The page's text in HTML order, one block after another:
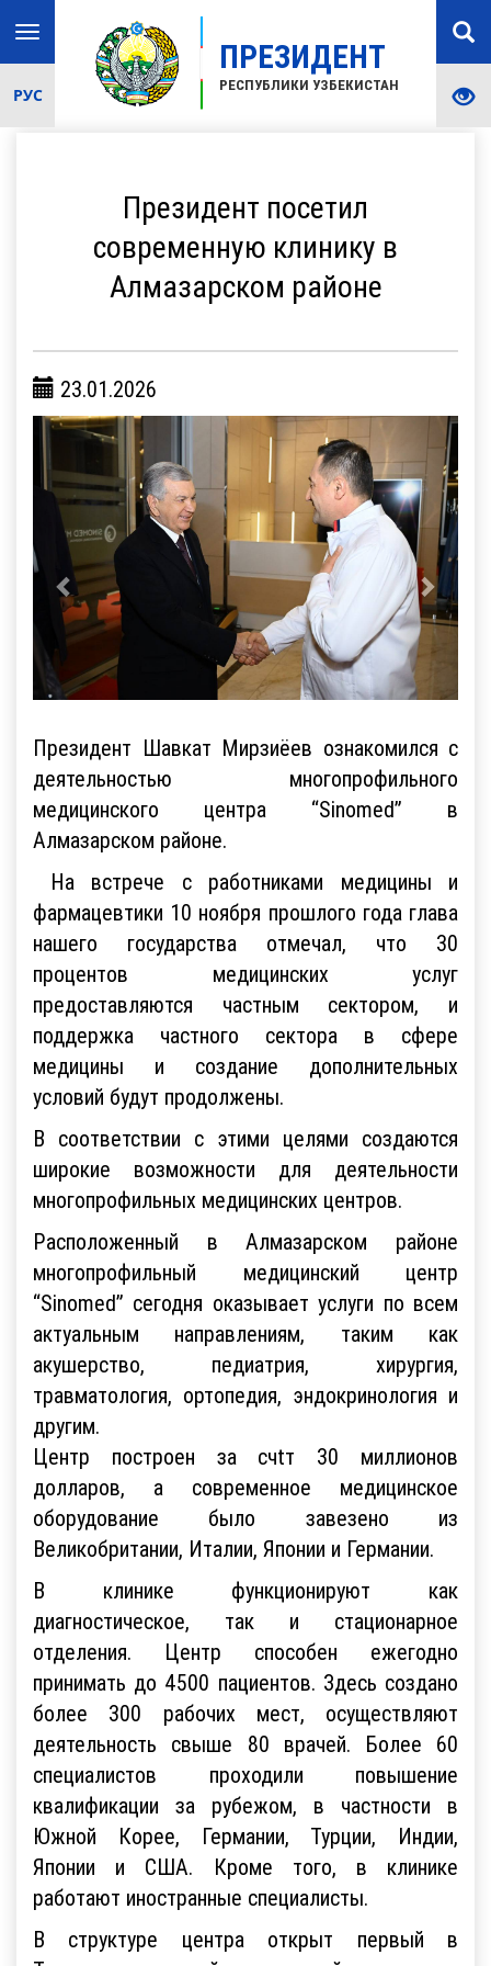
ПРЕЗИДЕНТ
РЕСПУБЛИКИ УЗБЕКИСТАН
Toggle
navigation
РУС
Президент посетил
современную клинику в
Алмазарском районе
23.01.2026
Президент Шавкат Мирзиёев ознакомился с
деятельностью многопрофильного
медицинского центра “Sinomed” в
Алмазарском районе.
На встрече с работниками медицины и
фармацевтики 10 ноября прошлого года глава
нашего государства отмечал, что 30
процентов медицинских услуг
предоставляются частным сектором, и
поддержка частного сектора в сфере
медицины и создание дополнительных
условий будут продолжены.
В соответствии с этими целями создаются
широкие возможности для деятельности
многопрофильных медицинских центров.
Расположенный в Алмазарском районе
многопрофильный медицинский центр
“Sinomed” сегодня оказывает услуги по всем
актуальным направлениям, таким как
акушерство, педиатрия, хирургия,
травматология, ортопедия, эндокринология и
другим.
Центр построен за счtт 30 миллионов
долларов, а современное медицинское
оборудование было завезено из
Великобритании, Италии, Японии и Германии.
В клинике функционируют как
диагностическое, так и стационарное
отделения. Центр способен ежегодно
принимать до 4500 пациентов. Здесь создано
более 300 рабочих мест, осуществляют
деятельность свыше 80 врачей. Более 60
специалистов проходили повышение
квалификации за рубежом, в частности в
Южной Корее, Германии, Турции, Индии,
Японии и США. Кроме того, в клинике
работают иностранные специалисты.
В структуре центра открыт первый в